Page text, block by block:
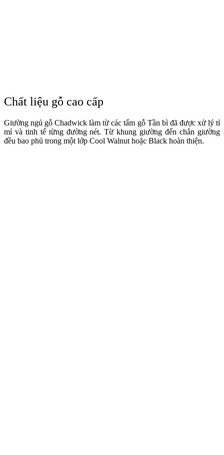
Chất liệu gỗ cao cấp
Giường ngủ gỗ Chadwick làm từ các tấm gỗ Tần bì đã được xử lý tỉ
mỉ và tinh tế từng đường nét. Từ khung giường đến chân giường
đều bao phủ trong một lớp Cool Walnut hoặc Black hoàn thiện.